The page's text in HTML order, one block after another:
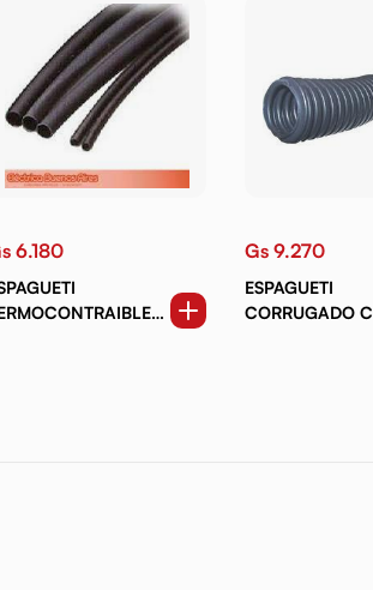
6.180 Gs 9.270
ESPAGUETI
CORRUGADO C